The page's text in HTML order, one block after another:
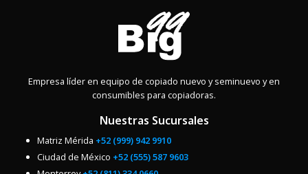
Empresa líder en equipo de copiado nuevo y seminuevo y en
consumibles para copiadoras.
Nuestras Sucursales
Matriz Mérida +52 (999) 942 9910
Ciudad de México +52 (555) 587 9603